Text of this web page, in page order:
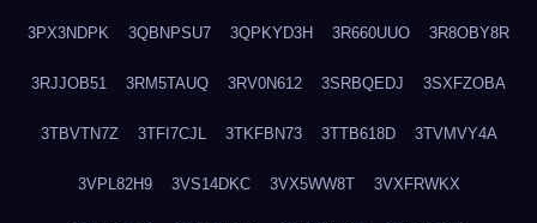
3PX3NDPK 3QBNPSU7 3QPKYD3H 3R660UUO 3R8OBY8R
3RJJOB51 3RM5TAUQ 3RV0N612 3SRBQEDJ 3SXFZOBA
3TBVTN7Z 3TFI7CJL 3TKFBN73 3TTB618D 3TVMVY4A
3VPL82H9 3VS14DKC 3VX5WW8T 3VXFRWKX